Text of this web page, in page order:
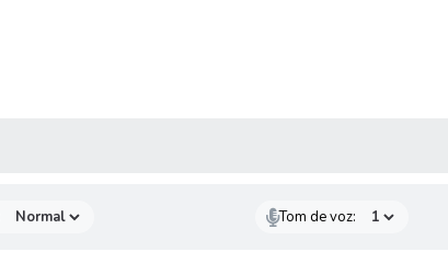
Tom de voz: